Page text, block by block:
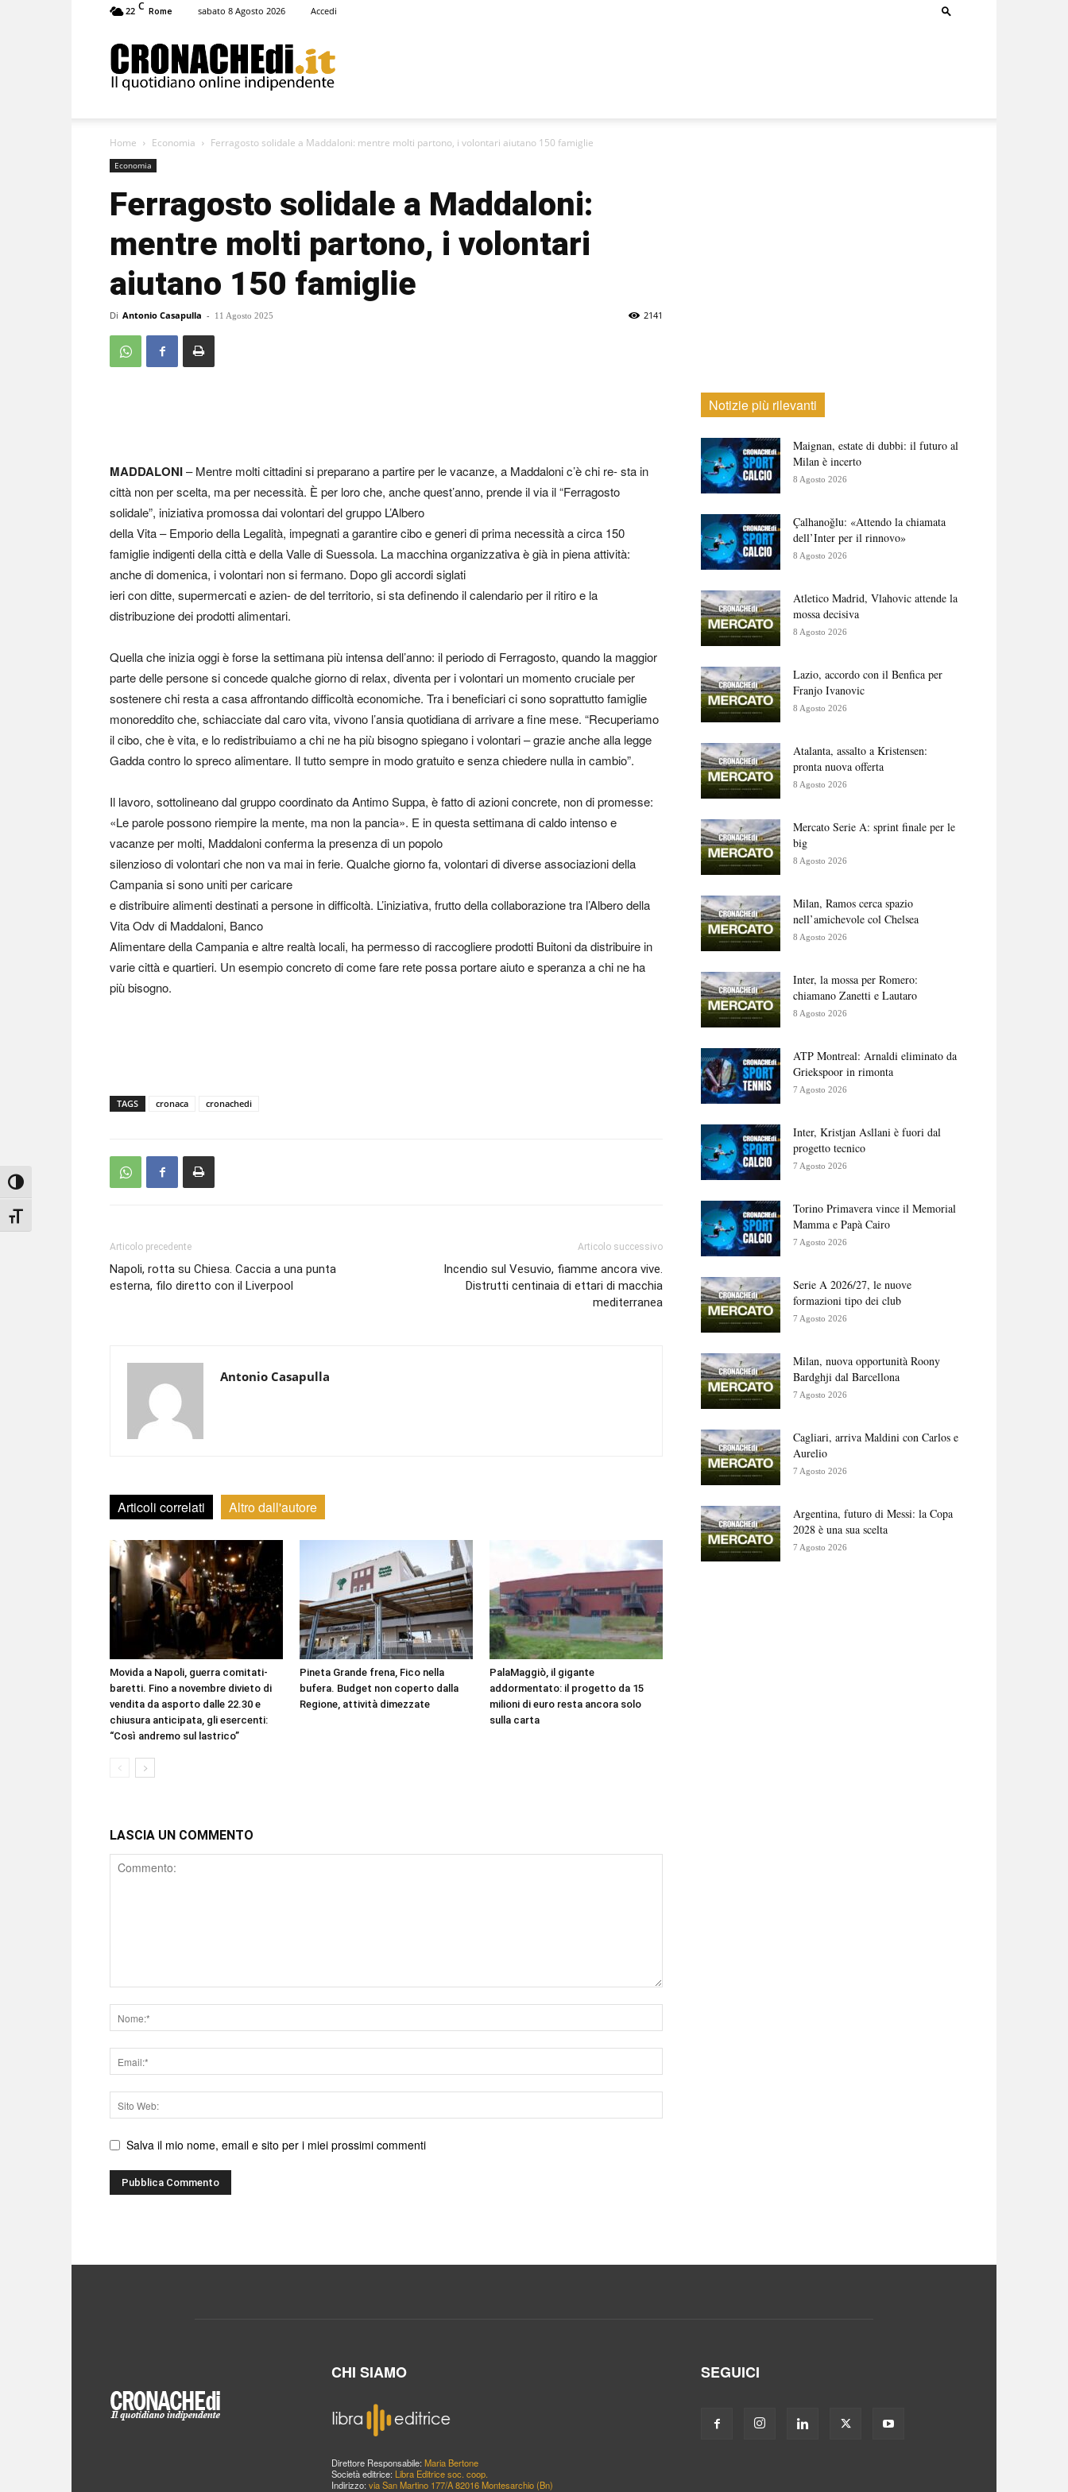
Attiva/disattiva alto contrasto
Attiva/disattiva dimensione testo
22 C Rome sabato 8 Agosto 2026 Accedi
Home Economia Ferragosto solidale a Maddaloni: mentre molti partono, i volontari aiutano 150 famiglie
Economia
Ferragosto solidale a Maddaloni:
mentre molti partono, i volontari
aiutano 150 famiglie
Di Antonio Casapulla - 11 Agosto 2025 2141
MADDALONI– Mentre molti cittadini si preparano a partire per le vacanze, a Maddaloni c’è chi re- sta in
città non per scelta, ma per necessità. È per loro che, anche quest’anno, prende il via il “Ferragosto
solidale”, iniziativa promossa dai volontari del gruppo L’Albero
della Vita – Emporio della Legalità, impegnati a garantire cibo e generi di prima necessità a circa 150
famiglie indigenti della città e della Valle di Suessola. La macchina organizzativa è già in piena attività:
anche di domenica, i volontari non si fermano. Dopo gli accordi siglati
ieri con ditte, supermercati e azien- de del territorio, si sta definendo il calendario per il ritiro e la
distribuzione dei prodotti alimentari.
Quella che inizia oggi è forse la settimana più intensa dell’anno: il periodo di Ferragosto, quando la maggior
parte delle persone si concede qualche giorno di relax, diventa per i volontari un momento cruciale per
sostenere chi resta a casa affrontando difficoltà economiche. Tra i beneficiari ci sono soprattutto famiglie
monoreddito che, schiacciate dal caro vita, vivono l’ansia quotidiana di arrivare a fine mese. “Recuperiamo
il cibo, che è vita, e lo redistribuiamo a chi ne ha più bisogno spiegano i volontari – grazie anche alla legge
Gadda contro lo spreco alimentare. Il tutto sempre in modo gratuito e senza chiedere nulla in cambio”.
Il lavoro, sottolineano dal gruppo coordinato da Antimo Suppa, è fatto di azioni concrete, non di promesse:
«Le parole possono riempire la mente, ma non la pancia». E in questa settimana di caldo intenso e
vacanze per molti, Maddaloni conferma la presenza di un popolo
silenzioso di volontari che non va mai in ferie. Qualche giorno fa, volontari di diverse associazioni della
Campania si sono uniti per caricare
e distribuire alimenti destinati a persone in difficoltà. L’iniziativa, frutto della collaborazione tra l’Albero della
Vita Odv di Maddaloni, Banco
Alimentare della Campania e altre realtà locali, ha permesso di raccogliere prodotti Buitoni da distribuire in
varie città e quartieri. Un esempio concreto di come fare rete possa portare aiuto e speranza a chi ne ha
più bisogno.
TAGS cronaca cronachedi
Articolo precedente
Napoli, rotta su Chiesa. Caccia a una punta
esterna, filo diretto con il Liverpool
Articolo successivo
Incendio sul Vesuvio, fiamme ancora vive.
Distrutti centinaia di ettari di macchia
mediterranea
Antonio Casapulla
Articoli correlati Altro dall'autore
Movida a Napoli, guerra comitati-
baretti. Fino a novembre divieto di
vendita da asporto dalle 22.30 e
chiusura anticipata, gli esercenti:
“Così andremo sul lastrico”
Pineta Grande frena, Fico nella
bufera. Budget non coperto dalla
Regione, attività dimezzate
PalaMaggiò, il gigante
addormentato: il progetto da 15
milioni di euro resta ancora solo
sulla carta
LASCIA UN COMMENTO
Comment
Nome
Email
Sito
web
Salva il mio nome, email e sito per i miei prossimi commenti
Notizie più rilevanti
Maignan, estate di dubbi: il futuro al
Milan è incerto
8 Agosto 2026
Çalhanoğlu: «Attendo la chiamata
dell’Inter per il rinnovo»
8 Agosto 2026
Atletico Madrid, Vlahovic attende la
mossa decisiva
8 Agosto 2026
Lazio, accordo con il Benfica per
Franjo Ivanovic
8 Agosto 2026
Atalanta, assalto a Kristensen:
pronta nuova offerta
8 Agosto 2026
Mercato Serie A: sprint finale per le
big
8 Agosto 2026
Milan, Ramos cerca spazio
nell’amichevole col Chelsea
8 Agosto 2026
Inter, la mossa per Romero:
chiamano Zanetti e Lautaro
8 Agosto 2026
ATP Montreal: Arnaldi eliminato da
Griekspoor in rimonta
7 Agosto 2026
Inter, Kristjan Asllani è fuori dal
progetto tecnico
7 Agosto 2026
Torino Primavera vince il Memorial
Mamma e Papà Cairo
7 Agosto 2026
Serie A 2026/27, le nuove
formazioni tipo dei club
7 Agosto 2026
Milan, nuova opportunità Roony
Bardghji dal Barcellona
7 Agosto 2026
Cagliari, arriva Maldini con Carlos e
Aurelio
7 Agosto 2026
Argentina, futuro di Messi: la Copa
2028 è una sua scelta
7 Agosto 2026
CHI SIAMO
Direttore Responsabile: Maria Bertone
Società editrice: Libra Editrice soc. coop.
Indirizzo: via San Martino 177/A 82016 Montesarchio (Bn)
SEGUICI